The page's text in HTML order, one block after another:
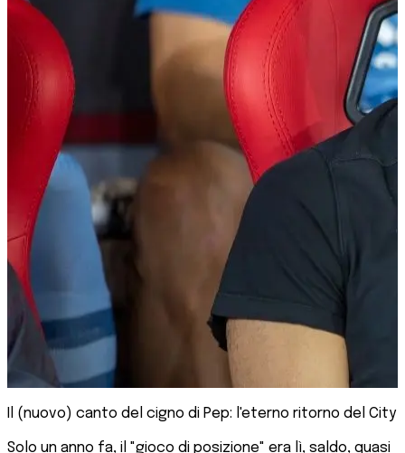
Il (nuovo) canto del cigno di Pep: l'eterno ritorno del City
Solo un anno fa, il "gioco di posizione" era lì, saldo, quasi